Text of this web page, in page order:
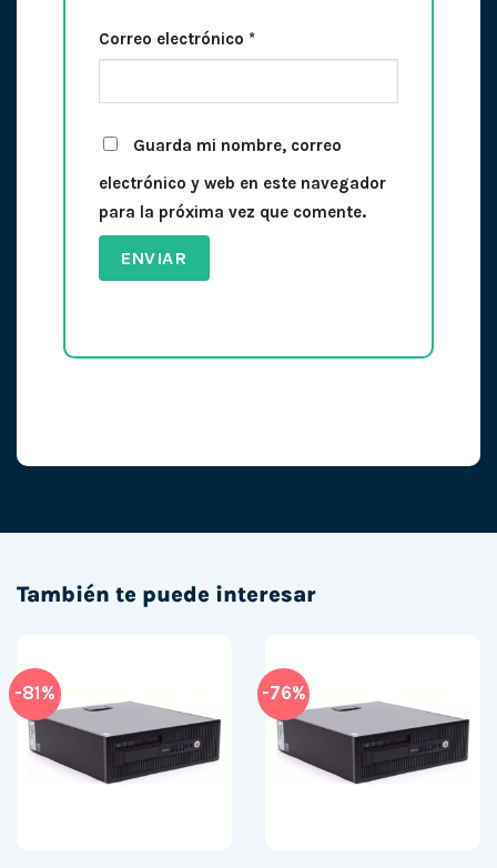
Correo electrónico *
Guarda mi nombre, correo
electrónico y web en este navegador
para la próxima vez que comente.
También te puede interesar
-81% -76%